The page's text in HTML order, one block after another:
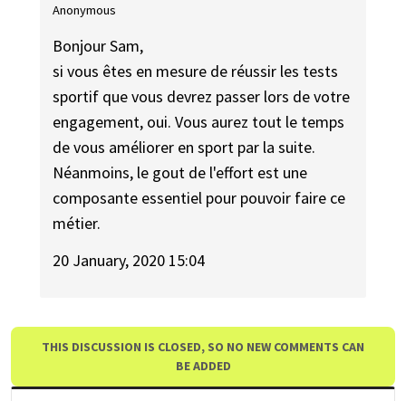
Anonymous
Bonjour Sam,
si vous êtes en mesure de réussir les tests
sportif que vous devrez passer lors de votre
engagement, oui. Vous aurez tout le temps
de vous améliorer en sport par la suite.
Néanmoins, le gout de l'effort est une
composante essentiel pour pouvoir faire ce
métier.
20 January, 2020 15:04
THIS DISCUSSION IS CLOSED, SO NO NEW COMMENTS CAN
BE ADDED